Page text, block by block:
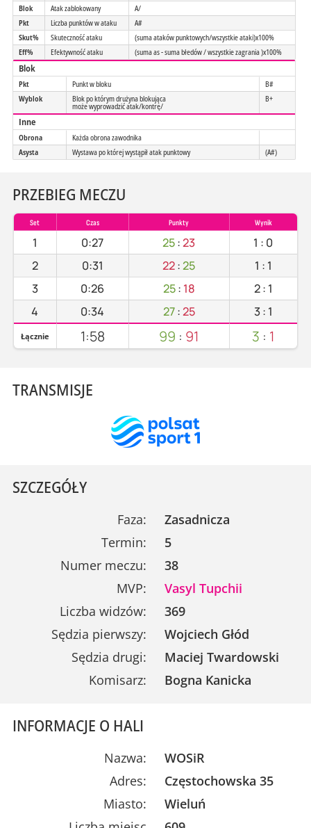
Blok
Atak zablokowany
A/
Pkt
Liczba punktów w ataku
A#
Skut%
Skuteczność ataku
(suma ataków punktowych/wszystkie ataki)x100%
Eff%
Efektywność ataku (suma as - suma błedów / wszystkie zagrania )x100%
Blok
Pkt Punkt w bloku
B#
Wyblok
Blok po którym drużyna blokująca
może wyprowadzić atak/kontrę/
B+
Inne
Obrona
Każda obrona zawodnika
Asysta
Wystawa po której wystąpił atak punktowy (A#)
PRZEBIEG MECZU
Set Czas Punkty Wynik
1 0:27 25:23 1 : 0
2
0:31 22:25 1 : 1
3
0:26 25: 18 2: 1
4
0:34 27:25 3: 1
Łącznie 1:58 99 : 91 3 : 1
TRANSMISJE
SZCZEGÓŁY
Faza:
Zasadnicza
Termin:
5
Numer meczu:
38
MVP:
Vasyl Tupchii
Liczba widzów:
369
Sędzia pierwszy:
Wojciech Głód
Sędzia drugi:
Maciej Twardowski
Komisarz:
Bogna Kanicka
INFORMACJE O HALI
Nazwa:
WOSiR
Adres:
Częstochowska 35
Miasto:
Wieluń